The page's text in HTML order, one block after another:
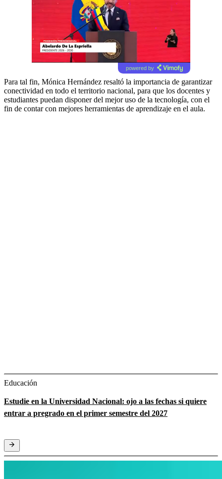
powered by
Para tal fin, Mónica Hernández resaltó la importancia de garantizar
conectividad en todo el territorio nacional, para que los docentes y
estudiantes puedan disponer del mejor uso de la tecnología, con el
fin de contar con mejores herramientas de aprendizaje en el aula.
Educación
Estudie en la Universidad Nacional: ojo a las fechas si quiere
entrar a pregrado en el primer semestre del 2027